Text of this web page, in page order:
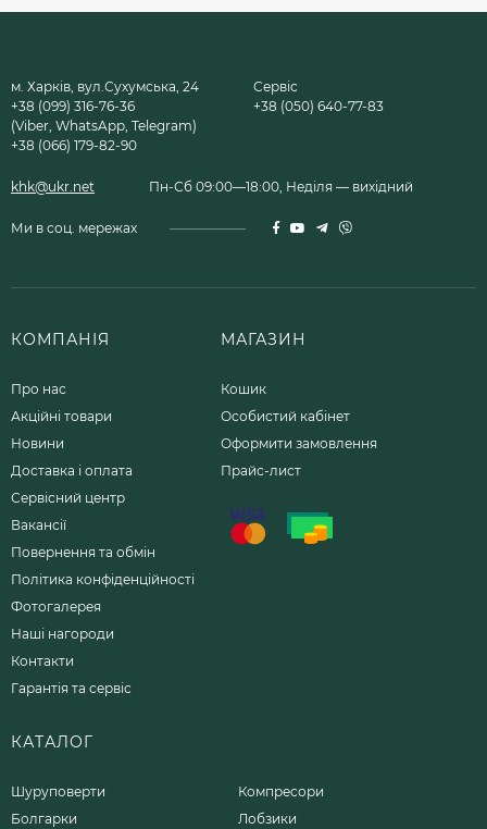
м. Харків, вул.Сухумська, 24
+38 (099) 316-76-36
(Viber, WhatsApp, Telegram)
+38 (066) 179-82-90
Сервіс
+38 (050) 640-77-83
khk@ukr.net Пн-Сб 09:00—18:00, Неділя — вихідний
Ми в соц. мережах
КОМПАНІЯ
Про нас
Акційні товари
Новини
Доставка і оплата
Сервісний центр
Вакансії
Повернення та обмін
Політика конфіденційності
Фотогалерея
Наші нагороди
Контакти
Гарантія та сервіс
МАГАЗИН
Кошик
Особистий кабінет
Оформити замовлення
Прайс-лист
КАТАЛОГ
Шуруповерти
Болгарки
Компресори
Лобзики